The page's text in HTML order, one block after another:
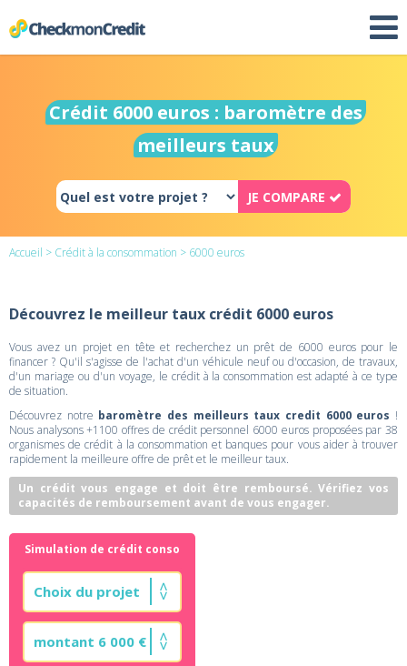
Crédit 6000 euros : baromètre des
meilleurs taux
JE COMPARE
Accueil > Crédit à la consommation > 6000 euros
Découvrez le meilleur taux crédit 6000 euros
Vous avez un projet en tête et recherchez un prêt de 6000 euros pour le
financer ? Qu'il s'agisse de l'achat d'un véhicule neuf ou d'occasion, de travaux,
d'un mariage ou d'un voyage, le crédit à la consommation est adapté à ce type
de situation.
Découvrez notre baromètre des meilleurs taux credit 6000 euros !
Nous analysons +1100 offres de crédit personnel 6000 euros proposées par 38
organismes de crédit à la consommation et banques pour vous aider à trouver
rapidement la meilleure offre de prêt et le meilleur taux.
Un crédit vous engage et doit être remboursé. Vérifiez vos
capacités de remboursement avant de vous engager.
Simulation de crédit conso